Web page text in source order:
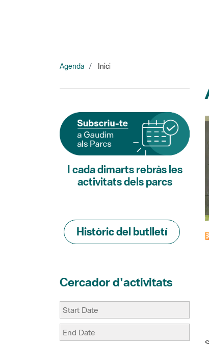
I cada dimarts rebràs les
activitats dels parcs
Històric del butlletí